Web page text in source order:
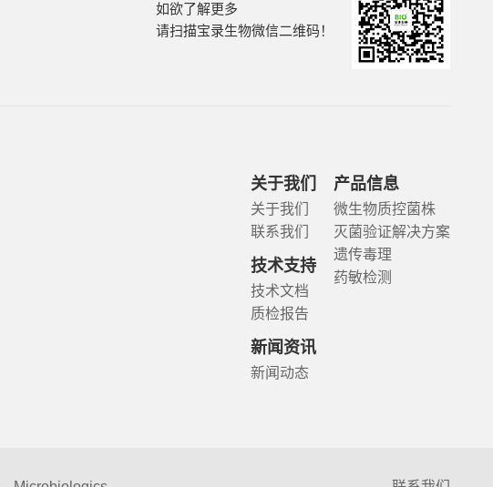
如欲了解更多
请扫描宝录生物微信二维码！
关于我们
关于我们
联系我们
技术支持
技术文档
质检报告
新闻资讯
新闻动态
产品信息
微生物质控菌株
灭菌验证解决方案
遗传毒理
药敏检测